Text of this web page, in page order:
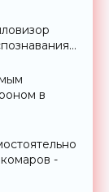
в
-